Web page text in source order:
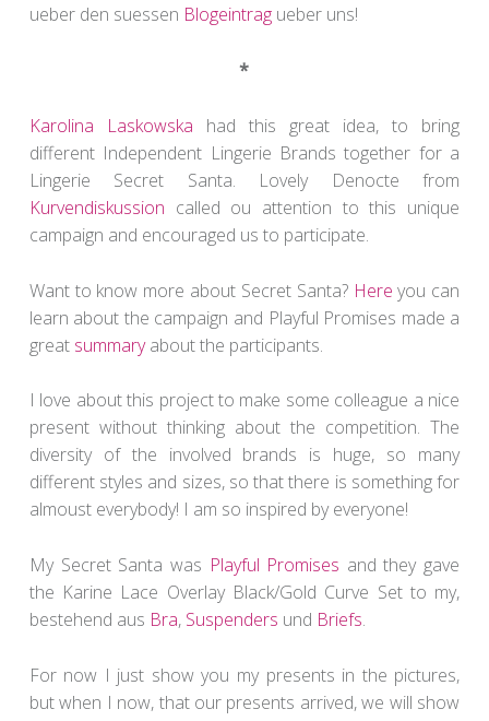
ueber den suessen Blogeintragueber uns!
*
Karolina Laskowska had this great idea, to bring
different Independent Lingerie Brands together for a
Lingerie Secret Santa. Lovely Denocte from
Kurvendiskussion called ou attention to this unique
campaign and encouraged us to participate.
Want to know more about Secret Santa? Here you can
learn about the campaign and Playful Promises made a
great summaryabout the participants.
I love about this project to make some colleague a nice
present without thinking about the competition. The
diversity of the involved brands is huge, so many
different styles and sizes, so that there is something for
almoust everybody! I am so inspired by everyone!
My Secret Santa was Playful Promises and they gave
the Karine Lace Overlay Black/Gold Curve Set to my,
bestehend aus Bra, Suspenders und Briefs.
For now I just show you my presents in the pictures,
but when I now, that our presents arrived, we will show